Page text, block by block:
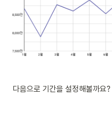
다음으로 기간을 설정해볼까요?